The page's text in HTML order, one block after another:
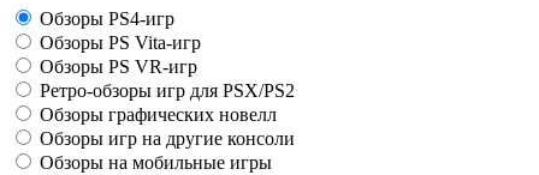
Обзоры PS4-игр
Обзоры PS Vita-игр
Обзоры PS VR-игр
Ретро-обзоры игр для PSX/PS2
Обзоры графических новелл
Обзоры игр на другие консоли
Обзоры на мобильные игры